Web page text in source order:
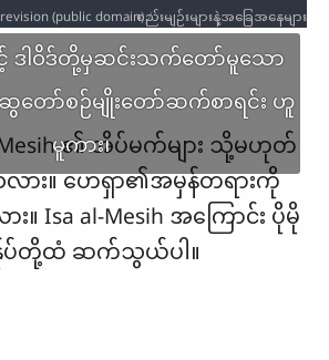
င့် ဒါဝိဒ်တို့မှဆင်းသက်တော်မူသော
တော်စဉ်မျိုးတော်ဆက်စာရင်း ဟူ
မူကား၊
Text: © 1933 McGuire revision (public domain) / Audio: ℗ Audio courtesy of Bible Media Group and LUMO Project Films / Video: Courtesy of LUMO Project Films
စည်းမျဉ်းများနဲ့အခြေအနေများ
၏ အိပ်မက်များ သို့မဟုတ်
သလား။ ဟေရှာ၏အမှန်တရားကို
။ Isa al-Mesih အကြောင်း ပိုမို
ပ်တို့ထံ ဆက်သွယ်ပါ။